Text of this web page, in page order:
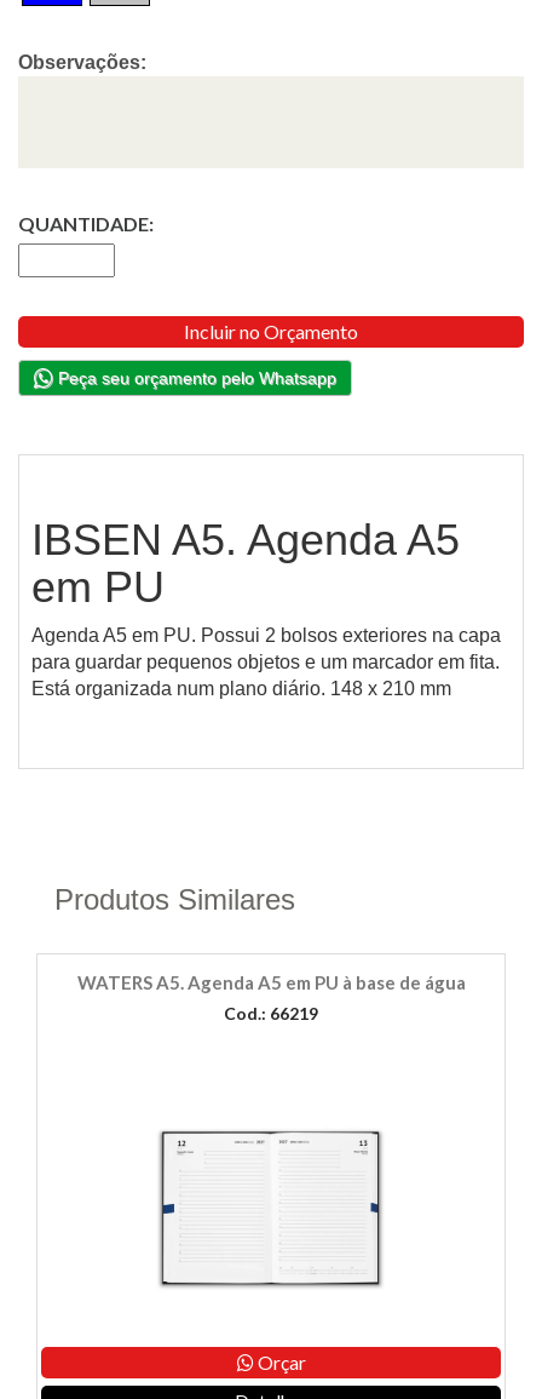
Observações:
QUANTIDADE:
Incluir no Orçamento
Peça seu orçamento pelo Whatsapp
IBSEN A5. Agenda A5
em PU
Agenda A5 em PU. Possui 2 bolsos exteriores na capa
para guardar pequenos objetos e um marcador em fita.
Está organizada num plano diário. 148 x 210 mm
Produtos Similares
WATERS A5. Agenda A5 em PU à base de água
Cod.: 66219
Orçar